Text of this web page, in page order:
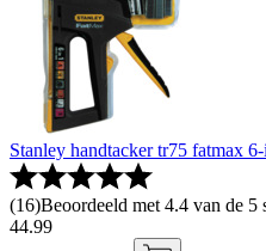
Stanley handtacker tr75 fatmax 6-
(16)Beoordeeld met 4.4 van de 5
44.99